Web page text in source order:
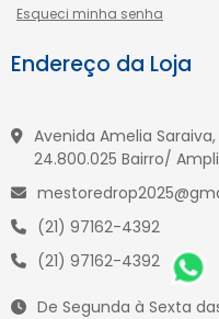
Esqueci minha senha
Endereço da Loja
Avenida Amelia Saraiva,
24.800.025 Bairro/
(21) 97162-4392
(21) 97162-4392
De Segunda à Sexta